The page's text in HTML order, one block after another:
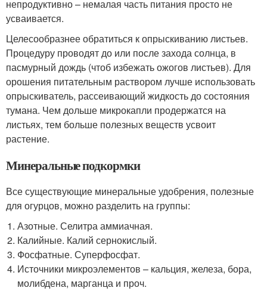
непродуктивно – немалая часть питания просто не
усваивается.
Целесообразнее обратиться к опрыскиванию листьев.
Процедуру проводят до или после захода солнца, в
пасмурный дождь (чтоб избежать ожогов листьев). Для
орошения питательным раствором лучше использовать
опрыскиватель, рассеивающий жидкость до состояния
тумана. Чем дольше микрокапли продержатся на
листьях, тем больше полезных веществ усвоит
растение.
Минеральные подкормки
Все существующие минеральные удобрения, полезные
для огурцов, можно разделить на группы:
Азотные. Селитра аммиачная.
Калийные. Калий сернокислый.
Фосфатные. Суперфосфат.
Источники микроэлементов – кальция, железа, бора,
молибдена, марганца и проч.